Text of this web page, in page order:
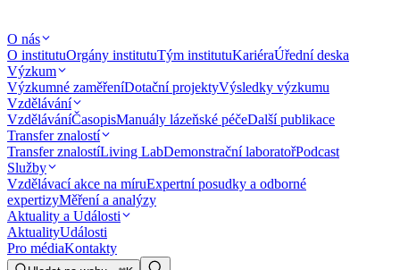
O nás
O institutuOrgány institutuTým institutuKariéraÚřední deska
Výzkum
Výzkumné zaměřeníDotační projektyVýsledky výzkumu
Vzdělávání
VzděláváníČasopisManuály lázeňské péčeDalší publikace
Transfer znalostí
Transfer znalostíLiving LabDemonstrační laboratořPodcast
Služby
Vzdělávací akce na míruExpertní posudky a odborné
expertizyMěření a analýzy
Aktuality a Události
AktualityUdálosti
Pro médiaKontakty